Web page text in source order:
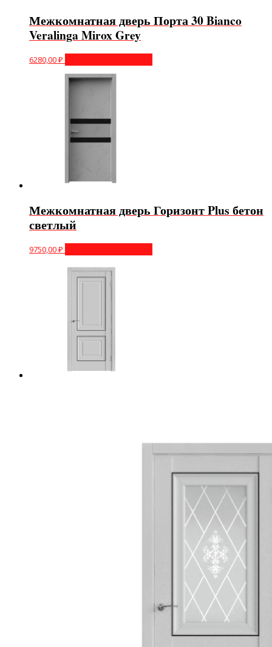
Межкомнатная дверь Порта 30 Bianco
Veralinga Mirox Grey
6280,00₽
Межкомнатная дверь Горизонт Plus бетон
светлый
9750,00₽